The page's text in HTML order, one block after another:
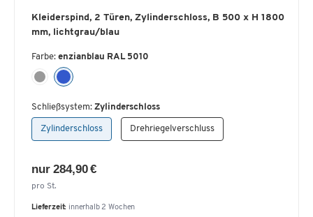
Kleiderspind, 2 Türen, Zylinderschloss, B 500 x H 1800
mm, lichtgrau/blau
Farbe: enzianblau RAL 5010
Schließsystem: Zylinderschloss
Zylinderschloss Drehriegelverschluss
nur 284,90 €
pro St.
Lieferzeit: innerhalb 2 Wochen